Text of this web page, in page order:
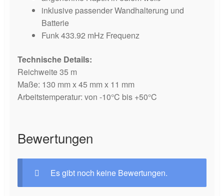
inklusive passender Wandhalterung und
Batterie
Funk 433.92 mHz Frequenz
Technische Details:
Reichweite 35 m
Maße: 130 mm x 45 mm x 11 mm
Arbeitstemperatur: von -10°C bis +50°C
Bewertungen
Es gibt noch keine Bewertungen.